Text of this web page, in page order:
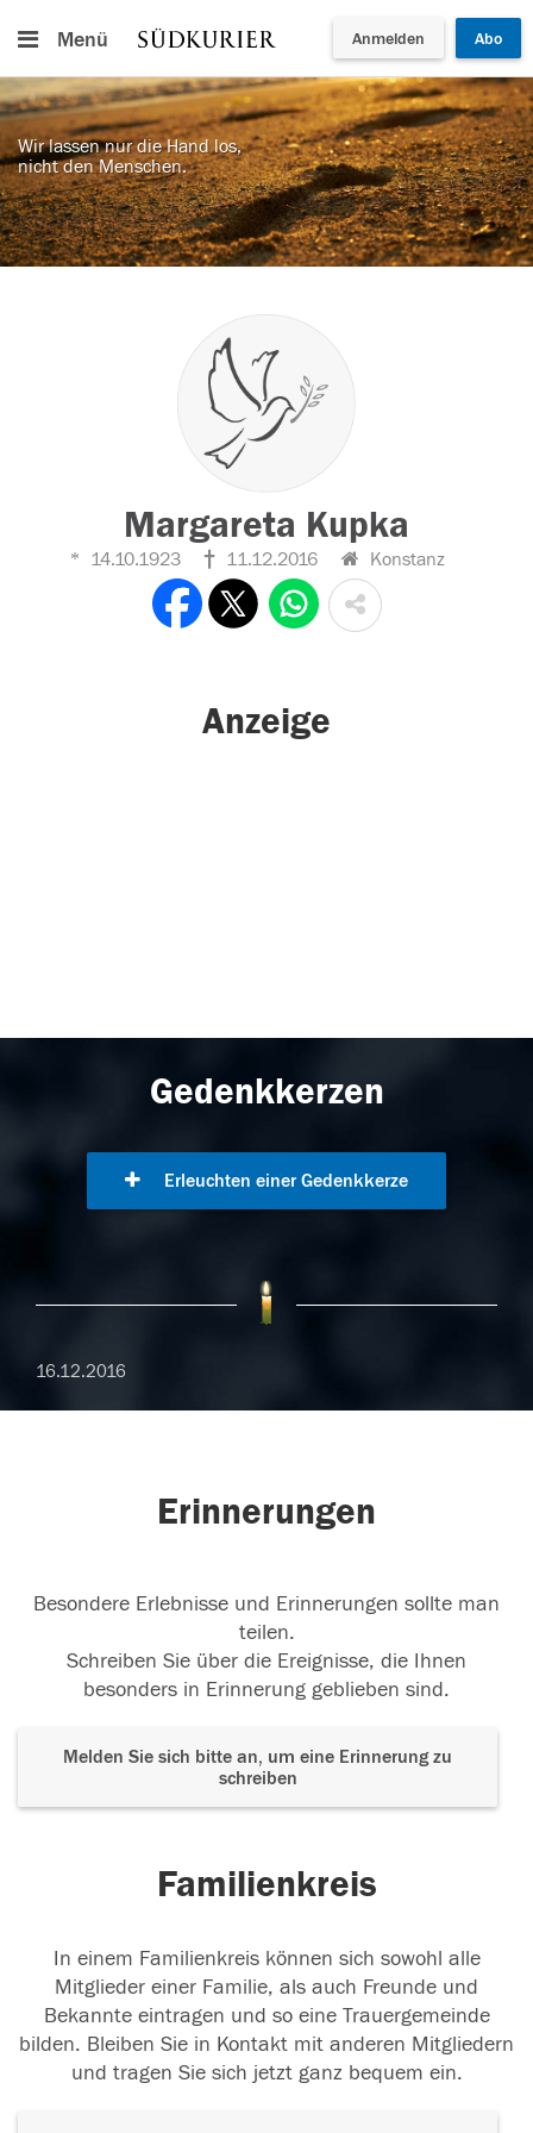
Menü Anmelden Abo
Wir lassen nur die Hand los,
nicht den Menschen.
Margareta Kupka
14.10.1923 11.12.2016 Konstanz
Anzeige
Gedenkkerzen
Erleuchten einer Gedenkkerze
16.12.2016
Erinnerungen
Besondere Erlebnisse und Erinnerungen sollte man
teilen.
Schreiben Sie über die Ereignisse, die Ihnen
besonders in Erinnerung geblieben sind.
Melden Sie sich bitte an, um eine Erinnerung zu
schreiben
Familienkreis
In einem Familienkreis können sich sowohl alle
Mitglieder einer Familie, als auch Freunde und
Bekannte eintragen und so eine Trauergemeinde
bilden. Bleiben Sie in Kontakt mit anderen Mitgliedern
und tragen Sie sich jetzt ganz bequem ein.